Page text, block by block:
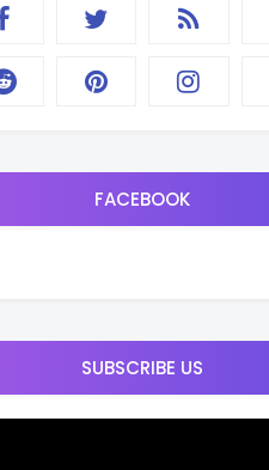
FACEBOOK
SUBSCRIBE US